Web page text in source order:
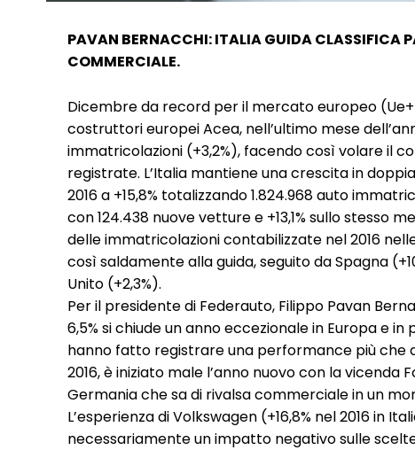
PAVAN BERNACCHI: ITALIA GUIDA CLASSIFICA
COMMERCIALE.
Dicembre da record per il mercato europeo
costruttori europei Acea, nell’ultimo mese
immatricolazioni (+3,2%), facendo così volare il
registrate. L’Italia mantiene una crescita in
2016 a +15,8% totalizzando 1.824.968 auto
con 124.438 nuove vetture e +13,1% sullo stesso
delle immatricolazioni contabilizzate nel 2016
così saldamente alla guida, seguito da Spagna
Unito (+2,3%).
Per il presidente di Federauto, Filippo Pavan
6,5% si chiude un anno eccezionale in Europa e
hanno fatto registrare una performance più che
2016, è iniziato male l’anno nuovo con la
Germania che sa di rivalsa commerciale in un
L’esperienza di Volkswagen (+16,8% nel 2016 in
necessariamente un impatto negativo sulle